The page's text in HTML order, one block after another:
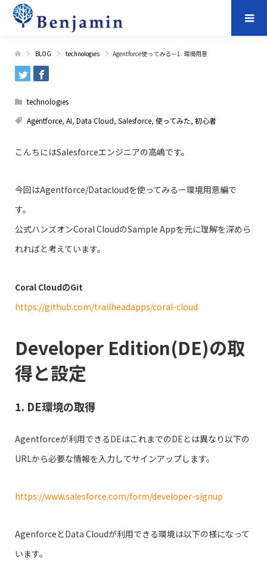
BLOG technologies Agentforce使ってみるー1. 環境用意
technologies
Agentforce, AI, Data Cloud, Salesforce, 使ってみた, 初心者
こんちにはSalesforceエンジニアの高嶋です。
今回はAgentforce/Datacloudを使ってみるー環境用意編で
す。
公式ハンズオンCoral CloudのSample Appを元に理解を深めら
れればと考えています。
Coral CloudのGit
https://github.com/trailheadapps/coral-cloud
Developer Edition(DE)の取
得と設定
1. DE環境の取得
Agentforceが利用できるDEはこれまでのDEとは異なり以下の
URLから必要な情報を入力してサインアップします。
https://www.salesforce.com/form/developer-signup
AgenforceとData Cloudが利用できる環境は以下の様になって
います。